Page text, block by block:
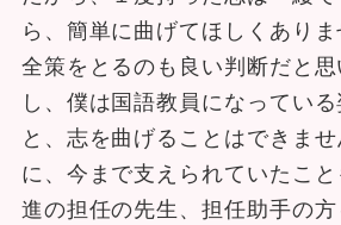
ら、簡単に曲げてほしくあり
全策をとるのも良い判断だと
し、僕は国語教員になってい
と、志を曲げることはできま
に、今まで支えられていたこ
進の担任の先生、担任助手の